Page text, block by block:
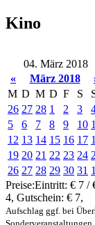
Kino
04. März 2018
«
März 2018
M D M D F S
26 27 28 1 2 3
5
6 7 8 9 10
12 13 14 15 16 17
19 20 21 22 23 24
26 27 28 29 30 31 1
Preise:Eintritt: € 7 /
4, Gutschein: € 7,
Aufschlag ggf. bei